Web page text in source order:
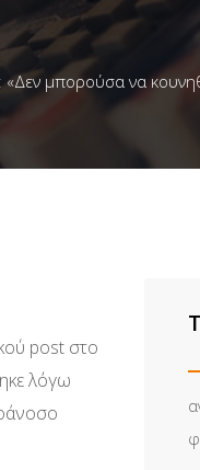
μπορούσα να
post στο
λόγω